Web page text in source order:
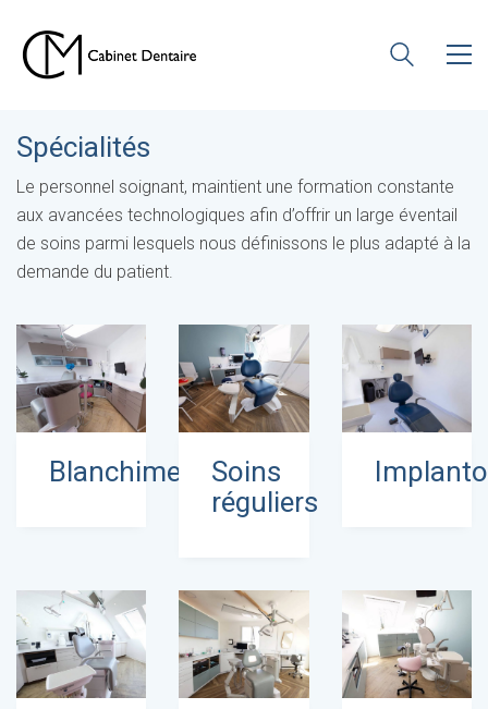
Spécialités
Le personnel soignant, maintient une formation constante
aux avancées technologiques afin d’offrir un large éventail
de soins parmi lesquels nous définissons le plus adapté à la
demande du patient.
Blanchiment
Soins
réguliers